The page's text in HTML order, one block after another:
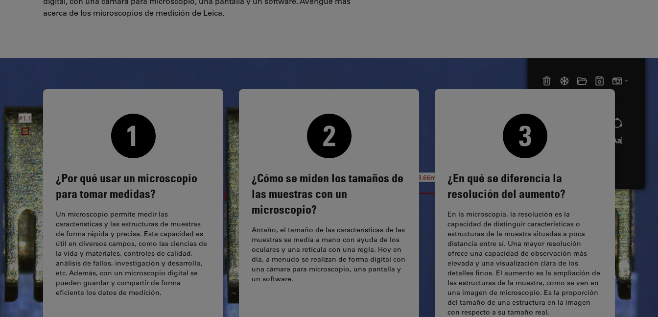
acerca de los microscopios de medición de Leica.
¿Por qué usar un microscopio
para tomar medidas?
Un microscopio permite medir las
características y las estructuras de muestras
de forma rápida y precisa. Esta capacidad es
útil en diversos campos, como las ciencias de
la vida y materiales, controles de calidad,
análisis de fallos, investigación y desarrollo,
etc. Además, con un microscopio digital se
pueden guardar y compartir de forma
eficiente los datos de medición.
¿Cómo se miden los tamaños de
las muestras con un
microscopio?
Antaño, el tamaño de las características de las
muestras se medía a mano con ayuda de los
oculares y una retícula con una regla. Hoy en
día, a menudo se realizan de forma digital con
una cámara para microscopio, una pantalla y
un software.
¿En qué se diferencia la
resolución del aumento?
En la microscopia, la resolución es la
capacidad de distinguir características o
estructuras de la muestra situadas a poca
distancia entre sí. Una mayor resolución
ofrece una capacidad de observación más
elevada y una visualización clara de los
detalles finos. El aumento es la ampliación de
las estructuras de la muestra, como se ven en
una imagen de microscopio. Es la proporción
del tamaño de una estructura en la imagen
con respecto a su tamaño real.